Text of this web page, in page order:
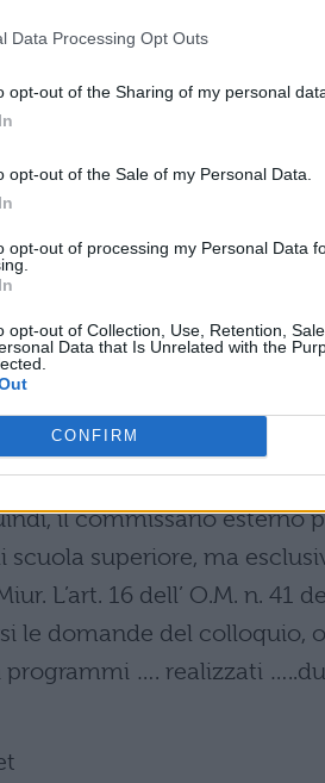
Data Processing Opt Outs
opt-out of the Sharing of my personal
opt-out of the Sale of my Personal Data.
opt-out of processing my Personal Data
opt-out of Collection, Use, Retention,
Data that Is Unrelated with the
CONFIRM
che regola gli esami di
partendo dalla
su tutte le
affidate ai
Istruzione, con
durante il
di latino, greco,
per legge, su scala
tutto il programma
il commissario esterno
superiore, ma
L’art. 16 dell’ O.M. n. 41
le domande del colloquio,
…. realizzati